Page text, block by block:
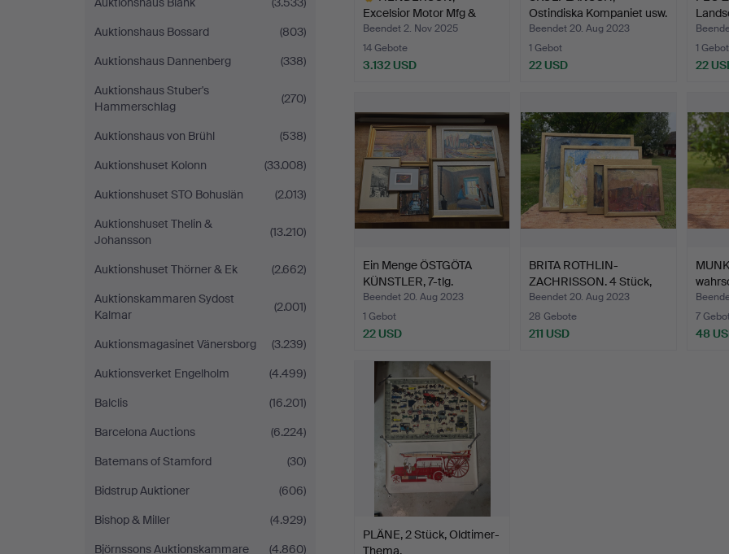
Auktionshaus Bossard
(803)
Auktionshaus Dannenberg
(338)
Auktionshaus Stuber's
Hammerschlag
(270)
Auktionshaus von Brühl
(538)
Auktionshuset Kolonn
(33.008)
Auktionshuset STO Bohuslän
(2.013)
Auktionshuset Thelin &
Johansson
(13.210)
Auktionshuset Thörner & Ek
(2.662)
Auktionskammaren Sydost
Kalmar
(2.001)
Auktionsmagasinet Vänersborg
(3.239)
Auktionsverket Engelholm
(4.499)
Balclis
(16.201)
Barcelona Auctions
(6.224)
Batemans of Stamford
(30)
Bidstrup Auktioner
(606)
Bishop & Miller
(4.929)
Björnssons Auktionskammare
(4.860)
Excelsior Motor Mfg &
Supply Co…
Beendet 2. Nov 2025
14 Gebote
3.132 USD
Ostindiska Kompaniet usw.
Beendet 20. Aug 2023
1 Gebot
22 USD
…
1 Gebot
22
Ein Menge ÖSTGÖTA
KÜNSTLER, 7-tlg.
Beendet 20. Aug 2023
1 Gebot
22 USD
BRITA ROTHLIN-
ZACHRISSON. 4 Stück,
Landsch…
Beendet 20. Aug 2023
28 Gebote
211 USD
7
48
PLÄNE, 2 Stück, Oldtimer-
Thema.